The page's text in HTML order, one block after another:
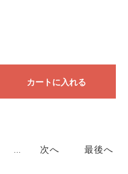
カートに入れる
... 次へ 最後へ